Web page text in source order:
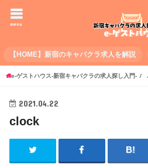
menu
【HOME】新宿のキャバクラ求人を解説
e-ゲストハウス-新宿キャバクラの求人探し入門-
2021.04.22
clock